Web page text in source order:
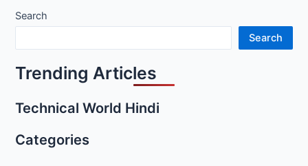
Search
Search
Trending Articles
Technical World Hindi
Categories